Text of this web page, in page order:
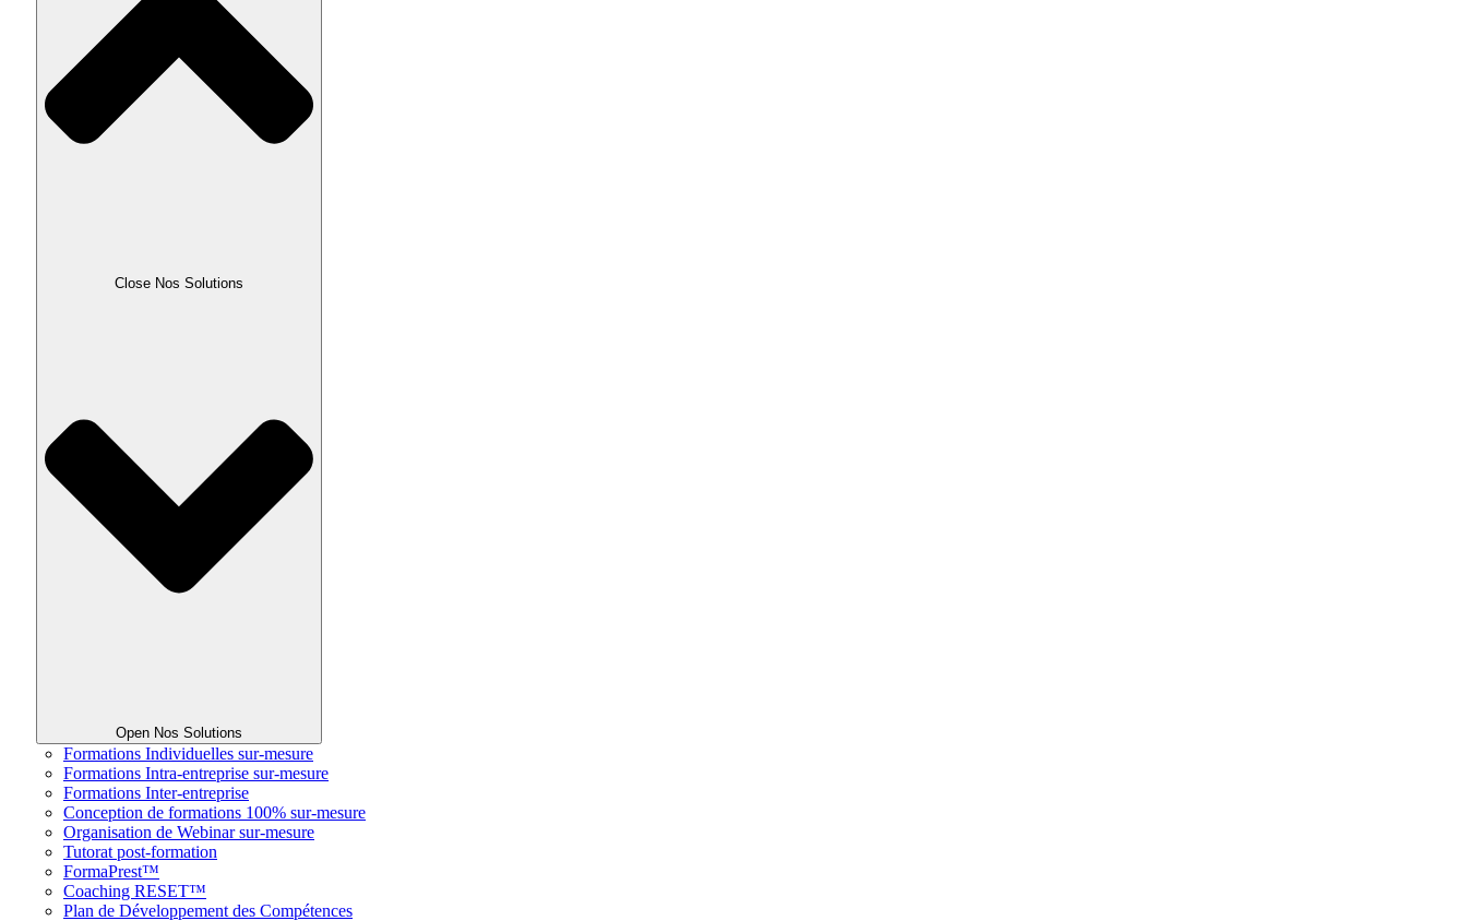
Close Nos Solutions
Open Nos Solutions
Formations Individuelles sur-mesure
Formations Intra-entreprise sur-mesure
Formations Inter-entreprise
Conception de formations 100% sur-mesure
Organisation de Webinar sur-mesure
Tutorat post-formation
FormaPrest™
Coaching RESET™
Plan de Développement des Compétences